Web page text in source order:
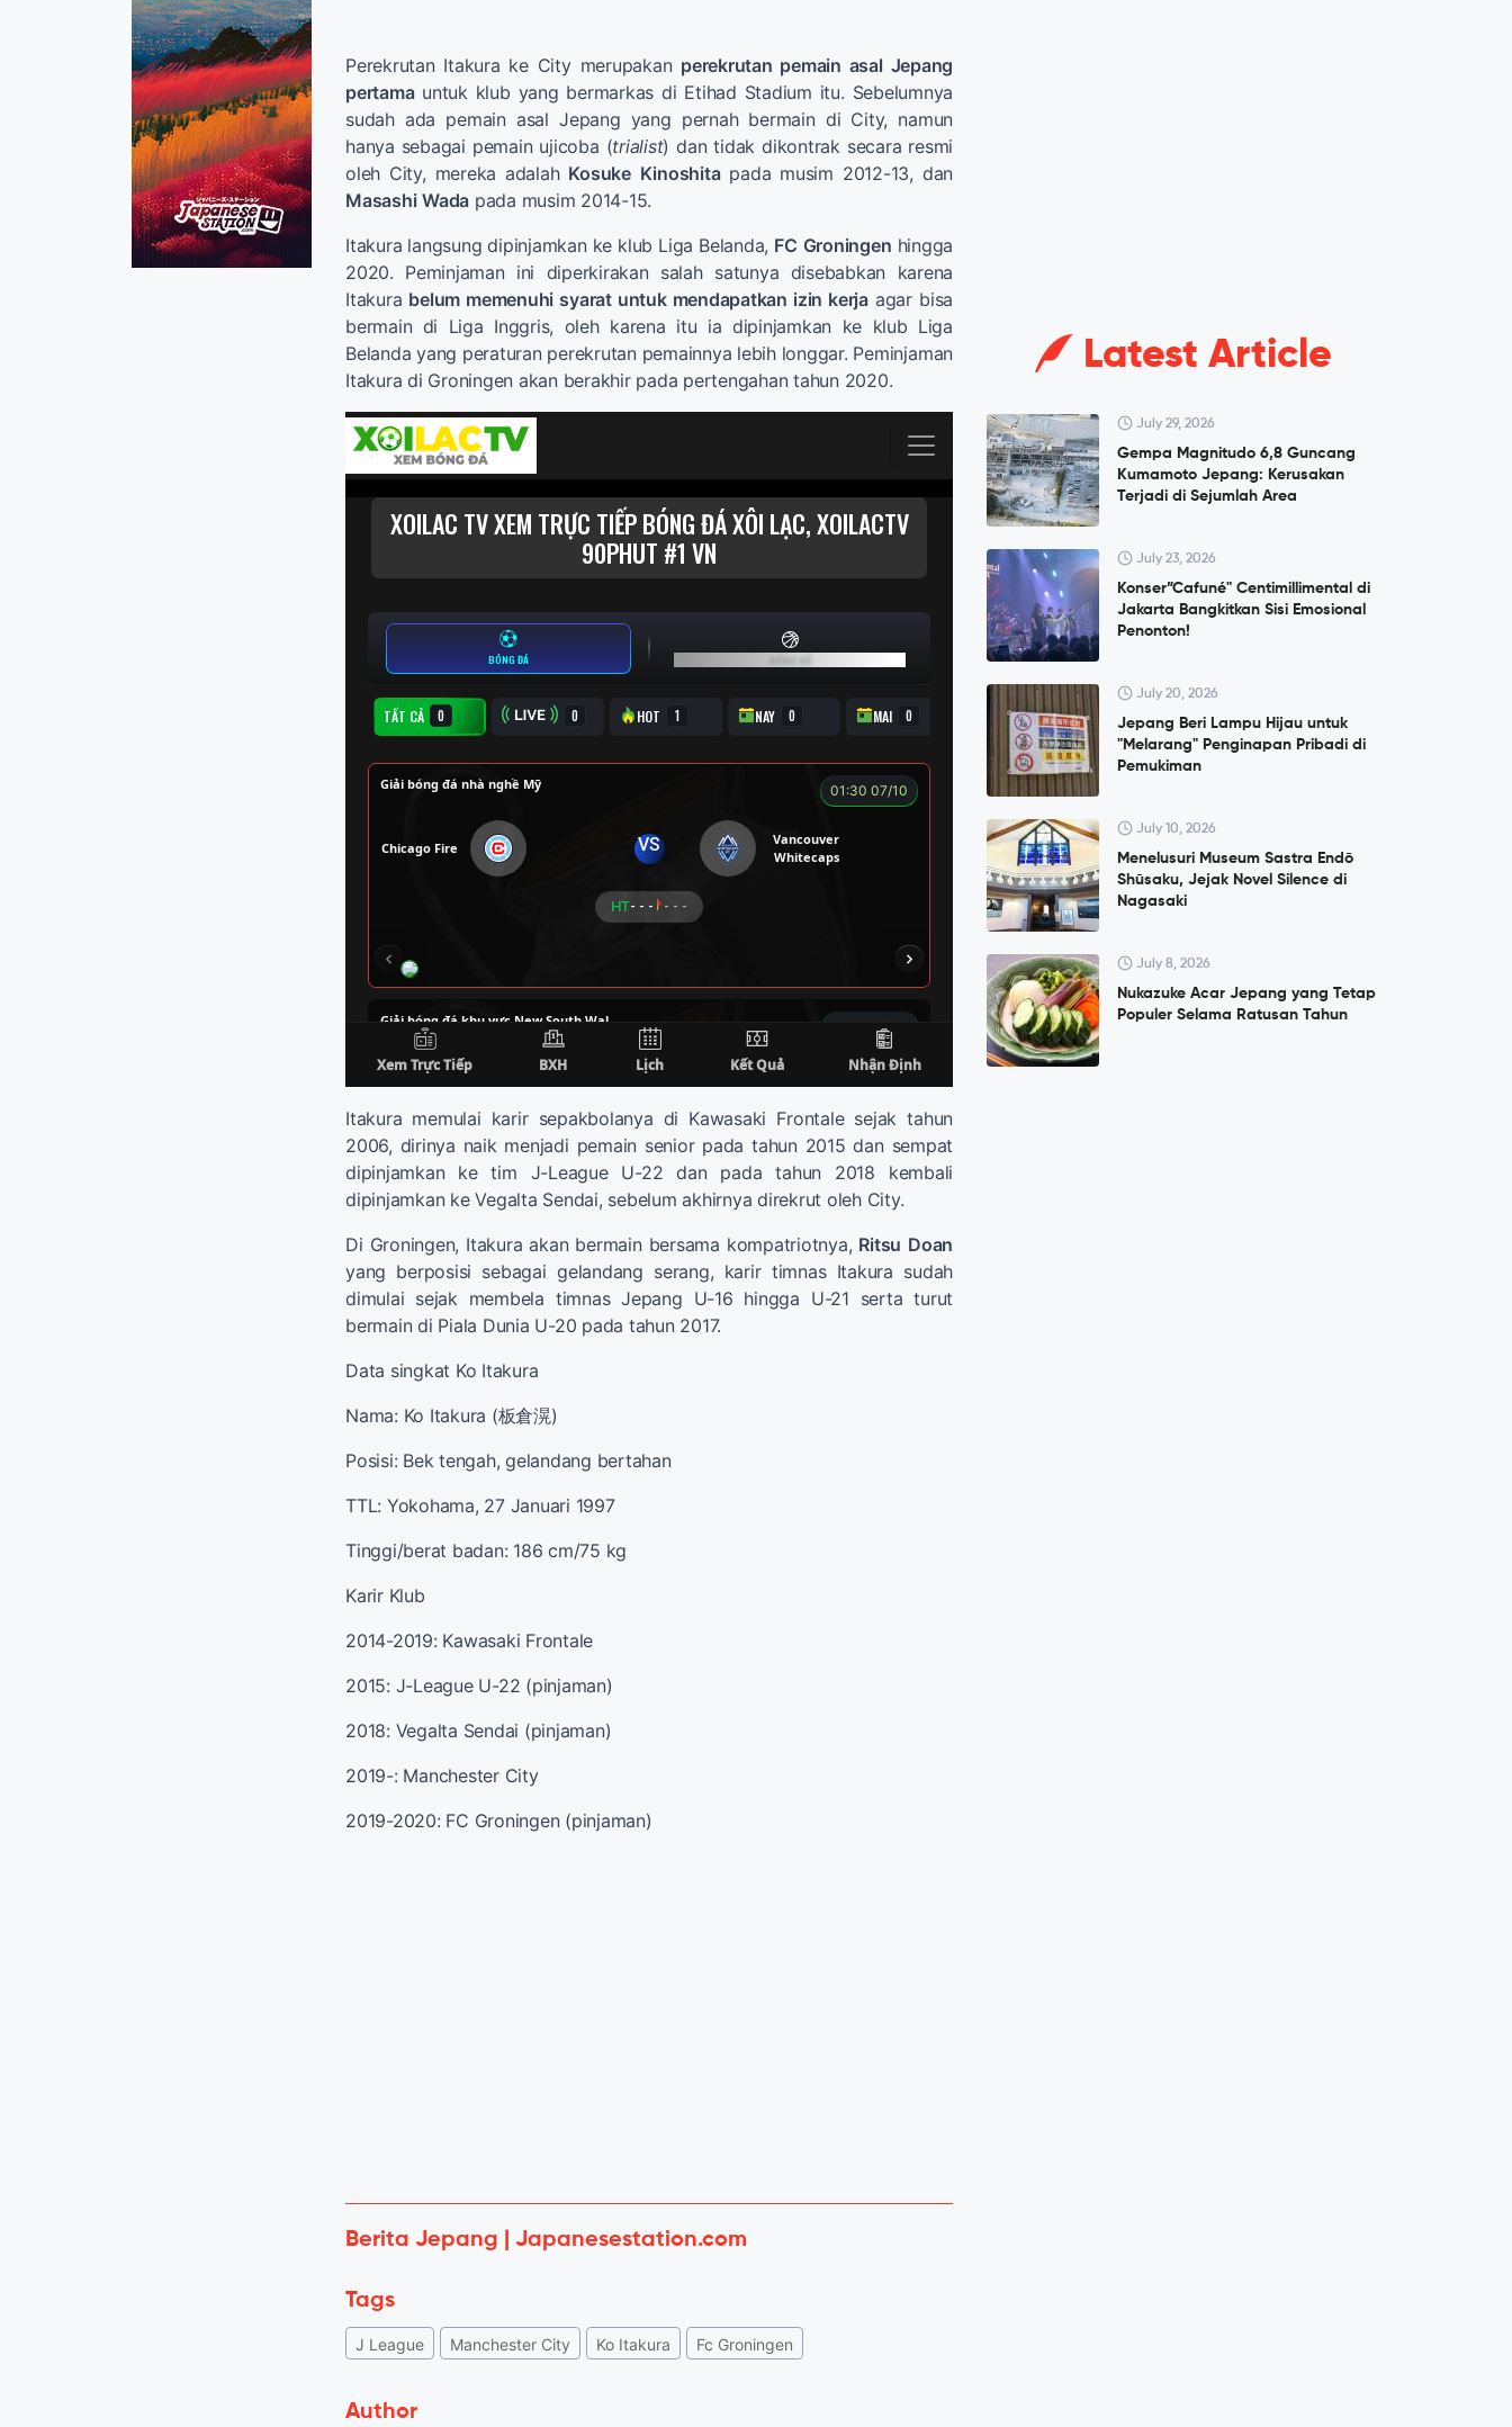
Perekrutan Itakura ke City merupakan perekrutan pemain asal Jepang
pertamauntuk klub yang bermarkas di Etihad Stadium itu. Sebelumnya
sudah ada pemain asal Jepang yang pernah bermain di City, namun
hanya sebagai pemain ujicoba (trialist) dan tidak dikontrak secara resmi
oleh City, mereka adalah Kosuke Kinoshitapada musim 2012-13, dan
Masashi Wada pada musim 2014-15.
Itakura langsung dipinjamkan ke klub Liga Belanda, FC Groningen hingga
2020. Peminjaman ini diperkirakan salah satunya disebabkan karena
Itakura belum memenuhi syarat untuk mendapatkan izin kerjaagar bisa
bermain di Liga Inggris, oleh karena itu ia dipinjamkan ke klub Liga
Belanda yang peraturan perekrutan pemainnya lebih longgar. Peminjaman
Itakura di Groningen akan berakhir pada pertengahan tahun 2020.
Itakura memulai karir sepakbolanya di Kawasaki Frontale sejak tahun
2006, dirinya naik menjadi pemain senior pada tahun 2015 dan sempat
dipinjamkan ke tim J-League U-22 dan pada tahun 2018 kembali
dipinjamkan ke Vegalta Sendai, sebelum akhirnya direkrut oleh City.
Di Groningen, Itakura akan bermain bersama kompatriotnya, Ritsu Doan
yang berposisi sebagai gelandang serang, karir timnas Itakura sudah
dimulai sejak membela timnas Jepang U-16 hingga U-21 serta turut
bermain di Piala Dunia U-20 pada tahun 2017.
Data singkat Ko Itakura
Nama: Ko Itakura (板倉滉)
Posisi: Bek tengah, gelandang bertahan
TTL: Yokohama, 27 Januari 1997
Tinggi/berat badan: 186 cm/75 kg
Karir Klub
2014-2019: Kawasaki Frontale
2015: J-League U-22 (pinjaman)
2018: Vegalta Sendai (pinjaman)
2019-: Manchester City
2019-2020: FC Groningen (pinjaman)
Berita Jepang | Japanesestation.com
Tags
J League Manchester City Ko Itakura Fc Groningen
Author
Latest Article
July 29, 2026
Gempa Magnitudo 6,8 Guncang
Kumamoto Jepang: Kerusakan
Terjadi di Sejumlah Area
July 23, 2026
Konser”Cafuné" Centimillimental di
Jakarta Bangkitkan Sisi Emosional
Penonton!
July 20, 2026
Jepang Beri Lampu Hijau untuk
"Melarang" Penginapan Pribadi di
Pemukiman
July 10, 2026
Menelusuri Museum Sastra Endō
Shūsaku, Jejak Novel Silence di
Nagasaki
July 8, 2026
Nukazuke Acar Jepang yang Tetap
Populer Selama Ratusan Tahun